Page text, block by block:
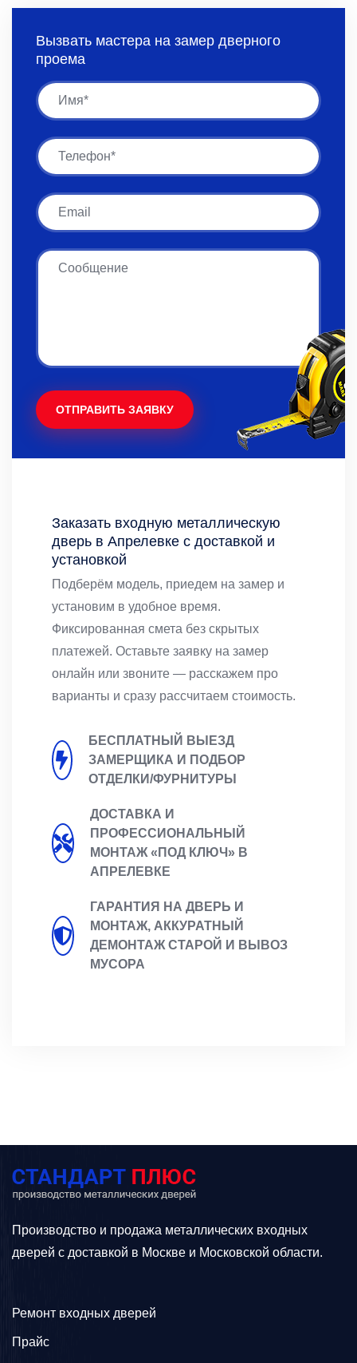
Заказать входную металлическую
дверь в Апрелевке с доставкой и
установкой
Подберём модель, приедем на замер и
установим в удобное время.
Фиксированная смета без скрытых
платежей. Оставьте заявку на замер
онлайн или звоните — расскажем про
варианты и сразу рассчитаем стоимость.
БЕСПЛАТНЫЙ ВЫЕЗД
ЗАМЕРЩИКА И ПОДБОР
ОТДЕЛКИ/ФУРНИТУРЫ
ДОСТАВКА И
ПРОФЕССИОНАЛЬНЫЙ
МОНТАЖ «ПОД КЛЮЧ» В
АПРЕЛЕВКЕ
ГАРАНТИЯ НА ДВЕРЬ И
МОНТАЖ, АККУРАТНЫЙ
ДЕМОНТАЖ СТАРОЙ И ВЫВОЗ
МУСОРА
Вызвать мастера на замер дверного
проема
Имя
Имя
Email
Сообщение
ОТПРАВИТЬ ЗАЯВКУ
Производство и продажа металлических входных
дверей с доставкой в Москве и Московской области.
Ремонт входных дверей
Прайс